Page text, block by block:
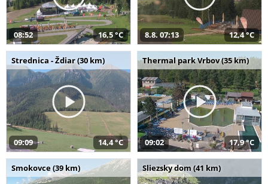
08:52 16,5 °C 8.8. 07:13 12,4 °C
Strednica - Ždiar (30 km)
09:09 14,4 °C
Thermal park Vrbov (35 km)
09:02 17,9 °C
Smokovce (39 km) Sliezsky dom (41 km)